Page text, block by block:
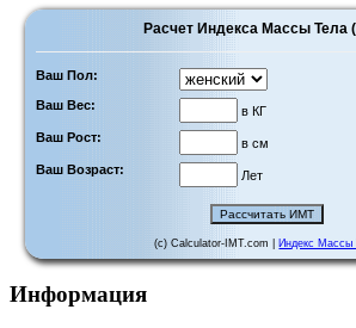
Расчет Индекса Массы Тела
Ваш Пол:
Ваш Вес:
в КГ
Ваш Рост:
в см
Ваш Возраст:
Лет
(c) Calculator-IMT.com | Индекс Массы
Информация